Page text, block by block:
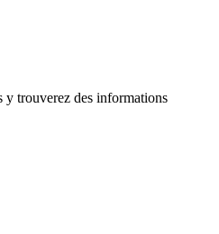
y trouverez des informations